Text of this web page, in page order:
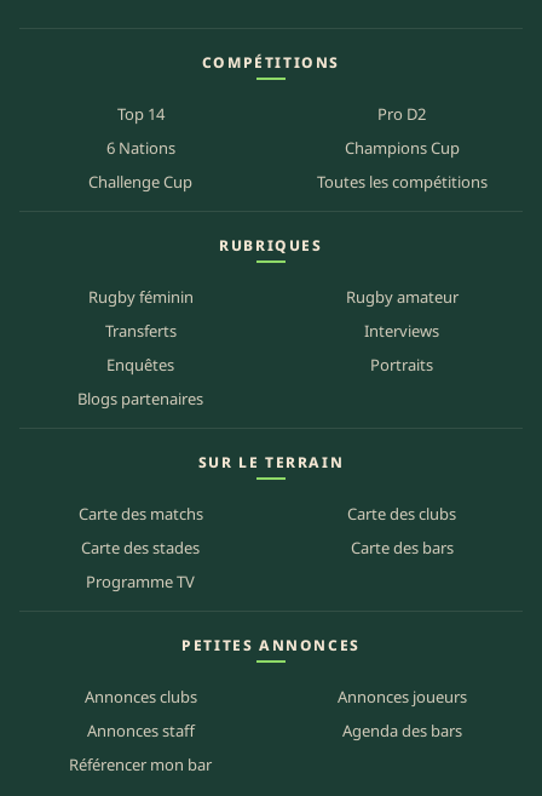
COMPÉTITIONS
Top 14
Pro D2
6 Nations
Champions Cup
Challenge Cup
Toutes les compétitions
RUBRIQUES
Rugby féminin
Rugby amateur
Transferts
Interviews
Enquêtes
Portraits
Blogs partenaires
SUR LE TERRAIN
Carte des matchs
Carte des clubs
Carte des stades
Carte des bars
Programme TV
PETITES ANNONCES
Annonces clubs
Annonces joueurs
Annonces staff
Agenda des bars
Référencer mon bar